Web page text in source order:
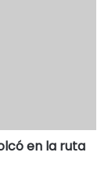
en la ruta